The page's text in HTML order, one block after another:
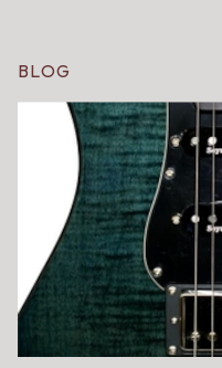
BLOG